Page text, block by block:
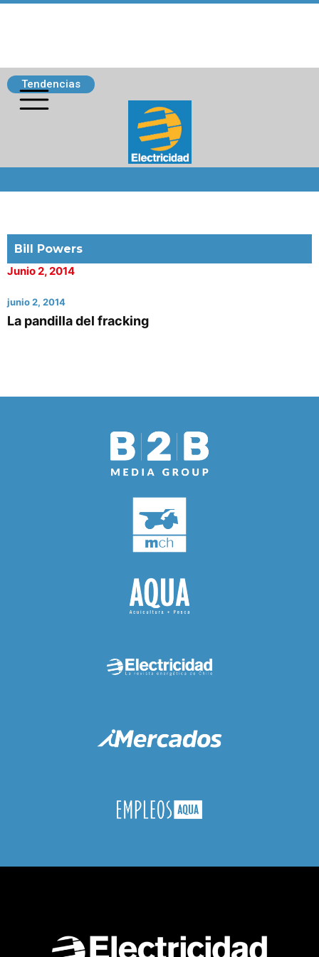
Tendencias
Bill Powers
Junio 2, 2014
junio 2, 2014
La pandilla del fracking